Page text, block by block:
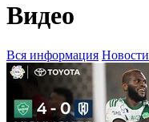
Видео
Вся информация Новости